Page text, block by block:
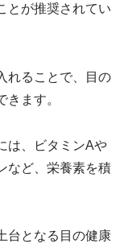
とが推奨されてい
れることで、目の
ます。
は、ビタミンAや
など、栄養素を積
台となる目の健康